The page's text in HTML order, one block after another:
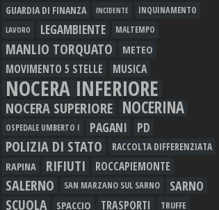
GUARDIA DI FINANZA INCIDENTE INQUINAMENTO
LAVORO LEGAMBIENTE MALTEMPO
MANLIO TORQUATO METEO
MOVIMENTO 5 STELLE MUSICA
NOCERA INFERIORE
NOCERA SUPERIORE NOCERINA
OSPEDALE UMBERTO I PAGANI PD
POLIZIA DI STATO RACCOLTA DIFFERENZIATA
RAPINA RIFIUTI ROCCAPIEMONTE
SALERNO SAN MARZANO SUL SARNO SARNO
SCUOLA SPACCIO TRASPORTI TRUFFE